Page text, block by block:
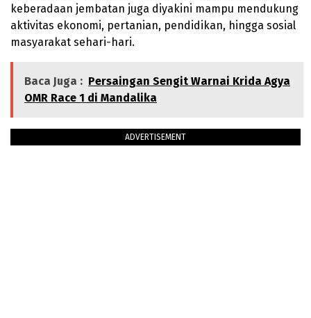
keberadaan jembatan juga diyakini mampu mendukung
aktivitas ekonomi, pertanian, pendidikan, hingga sosial
masyarakat sehari-hari.
Baca Juga : Persaingan Sengit Warnai Krida Agya
OMR Race 1 di Mandalika
ADVERTISEMENT